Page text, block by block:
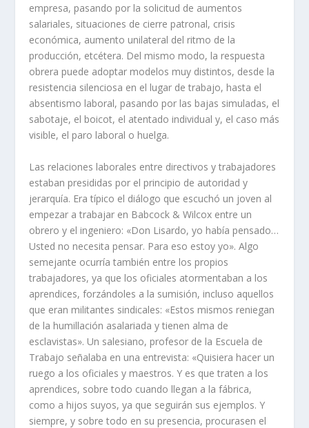
empresa, pasando por la solicitud de aumentos
salariales, situaciones de cierre patronal, crisis
económica, aumento unilateral del ritmo de la
producción, etcétera. Del mismo modo, la respuesta
obrera puede adoptar modelos muy distintos, desde la
resistencia silenciosa en el lugar de trabajo, hasta el
absentismo laboral, pasando por las bajas simuladas, el
sabotaje, el boicot, el atentado individual y, el caso más
visible, el paro laboral o huelga.
Las relaciones laborales entre directivos y trabajadores
estaban presididas por el principio de autoridad y
jerarquí­a. Era tí­pico el diálogo que escuchó un joven al
empezar a trabajar en Babcock & Wilcox entre un
obrero y el ingeniero: «Don Lisardo, yo habí­a pensado…
Usted no necesita pensar. Para eso estoy yo». Algo
semejante ocurrí­a también entre los propios
trabajadores, ya que los ofi­ciales atormentaban a los
aprendices, forzándoles a la sumisión, incluso aque­llos
que eran militantes sindicales: «Estos mismos reniegan
de la humillación asalariada y tienen alma de
esclavistas». Un salesiano, profesor de la Escuela de
Trabajo señalaba en una entrevista: «Quisiera hacer un
ruego a los oficiales y maestros. Y es que traten a los
aprendices, sobre todo cuando llegan a la fábri­ca,
como a hijos suyos, ya que seguirán sus ejemplos. Y
siempre, y sobre todo en su presencia, procurasen el